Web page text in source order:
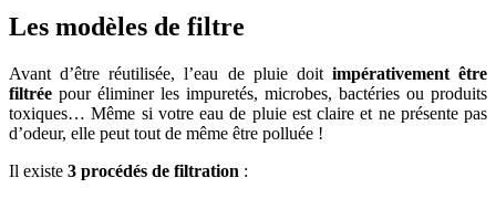
Les modèles de filtre
Avant d’être réutilisée, l’eau de pluie doit impérativement être
filtrée pour éliminer les impuretés, microbes, bactéries ou produits
toxiques… Même si votre eau de pluie est claire et ne présente pas
d’odeur, elle peut tout de même être polluée !
Il existe 3 procédés de filtration :